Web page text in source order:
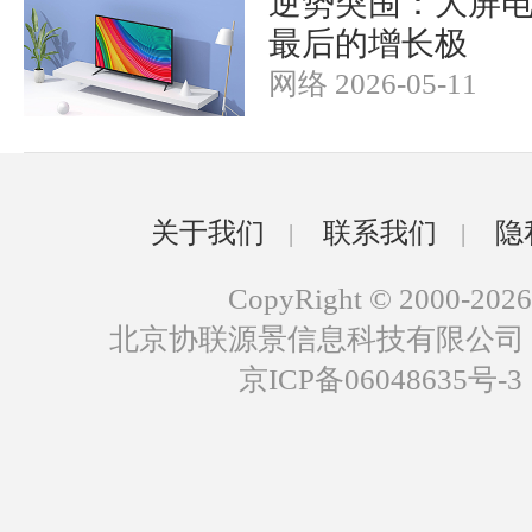
最后的增长极
网络 2026-05-11
关于我们 | 联系我们 |
CopyRight © 2000-2026
北京协联源景信息科技有限公
京ICP备06048635号-3